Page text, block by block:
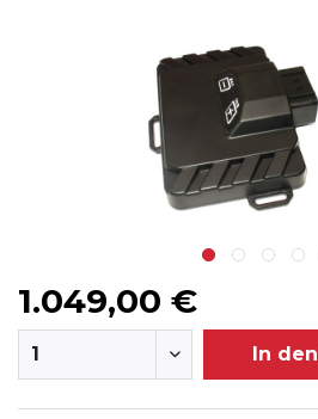
1.049,00 €
In den